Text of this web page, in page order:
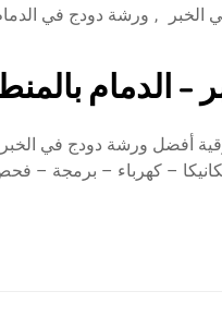
الخبر , ورشة دودج في
الدمام
أفضل ورشة دودج في الخبر
– كهرباء – برمجة –